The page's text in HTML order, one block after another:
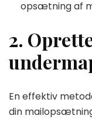
opsætning af
2.
En effektiv
din